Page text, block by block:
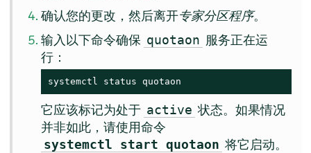
确认您的更改，然后离开专家分区程序。
输入以下命令确保 quotaon 服务正在运
行：
systemctl status quotaon
它应该标记为处于 active 状态。如果情况
并非如此，请使用命令
systemctl start quotaon 将它启动。